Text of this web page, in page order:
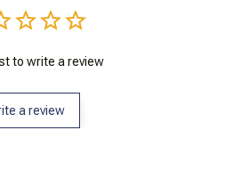
to write a review
a review